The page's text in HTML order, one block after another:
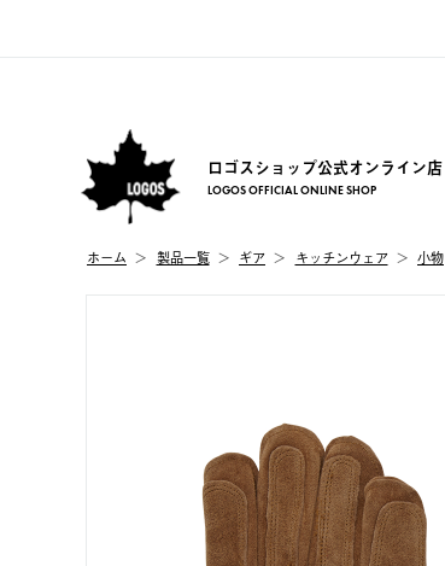
ロゴスショップ公式オンライン店
LOGOS OFFICIAL ONLINE SHOP
ホーム 製品⼀覧 ギア キッチンウェア 小物